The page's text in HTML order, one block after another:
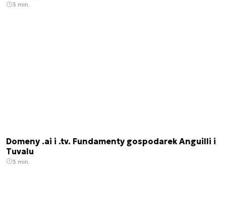
3 min.
Domeny .ai i .tv. Fundamenty gospodarek Anguilli i
Tuvalu
3 min.